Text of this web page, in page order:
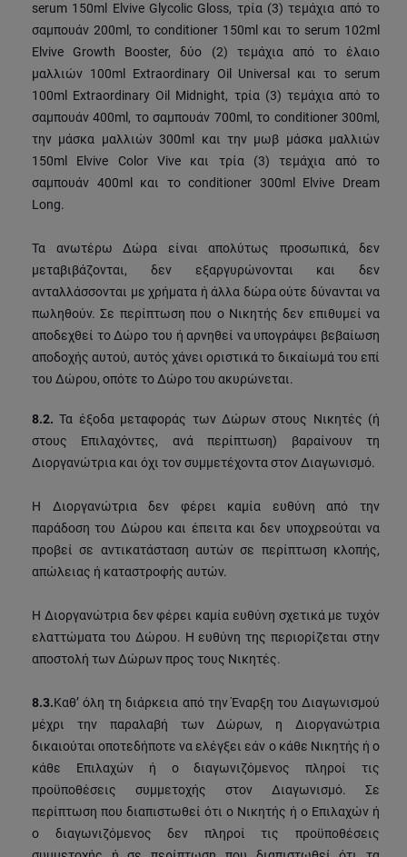
serum 150ml Elvive Glycolic Gloss, τρία (3) τεμάχια από το
σαμπουάν 200ml, το conditioner 150ml και το serum 102ml
Elvive Growth Booster, δύο (2) τεμάχια από το έλαιο
μαλλιών 100ml Extraordinary Oil Universal και το serum
100ml Extraordinary Oil Midnight, τρία (3) τεμάχια από το
σαμπουάν 400ml, το σαμπουάν 700ml, το conditioner 300ml,
την μάσκα μαλλιών 300ml και την μωβ μάσκα μαλλιών
150ml Elvive Color Vive και τρία (3) τεμάχια από το
σαμπουάν 400ml και το conditioner 300ml Elvive Dream
Long.
Τα ανωτέρω Δώρα είναι απολύτως προσωπικά, δεν
μεταβιβάζονται, δεν εξαργυρώνονται και δεν
ανταλλάσσονται με χρήματα ή άλλα δώρα ούτε δύνανται να
πωληθούν. Σε περίπτωση που ο Νικητής δεν επιθυμεί να
αποδεχθεί το Δώρο του ή αρνηθεί να υπογράψει βεβαίωση
αποδοχής αυτού, αυτός χάνει οριστικά το δικαίωμά του επί
του Δώρου, οπότε το Δώρο του ακυρώνεται.
8.2. Τα έξοδα μεταφοράς των Δώρων στους Νικητές (ή
στους Επιλαχόντες, ανά περίπτωση) βαραίνουν τη
Διοργανώτρια και όχι τον συμμετέχοντα στον Διαγωνισμό.
Η Διοργανώτρια δεν φέρει καμία ευθύνη από την
παράδοση του Δώρου και έπειτα και δεν υποχρεούται να
προβεί σε αντικατάσταση αυτών σε περίπτωση κλοπής,
απώλειας ή καταστροφής αυτών.
Η Διοργανώτρια δεν φέρει καμία ευθύνη σχετικά με τυχόν
ελαττώματα του Δώρου. Η ευθύνη της περιορίζεται στην
αποστολή των Δώρων προς τους Νικητές.
8.3.Καθ’ όλη τη διάρκεια από την Έναρξη του Διαγωνισμού
μέχρι την παραλαβή των Δώρων, η Διοργανώτρια
δικαιούται οποτεδήποτε να ελέγξει εάν ο κάθε Νικητής ή ο
κάθε Επιλαχών ή ο διαγωνιζόμενος πληροί τις
προϋποθέσεις συμμετοχής στον Διαγωνισμό. Σε
περίπτωση που διαπιστωθεί ότι ο Νικητής ή ο Επιλαχών ή
ο διαγωνιζόμενος δεν πληροί τις προϋποθέσεις